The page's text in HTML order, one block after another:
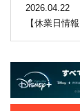
2026.04.22
【休業日情